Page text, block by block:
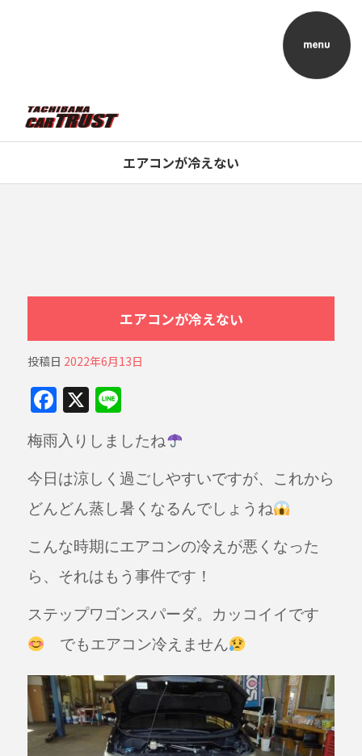
エアコンが冷えない
エアコンが冷えない
投稿日 2022年6月13日
F
a
c
e
b
o
k
X Li
n
e
梅雨入りしましたね
今日は涼しく過ごしやすいですが、これから
どんどん蒸し暑くなるんでしょ うね
こんな時期にエアコンの冷えが悪くなった
ら、それはもう事件です！
ステップワゴンスパーダ。カッコイイです
でもエアコン冷えません